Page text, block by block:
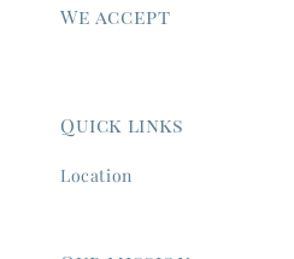
We accept
Quick links
Location